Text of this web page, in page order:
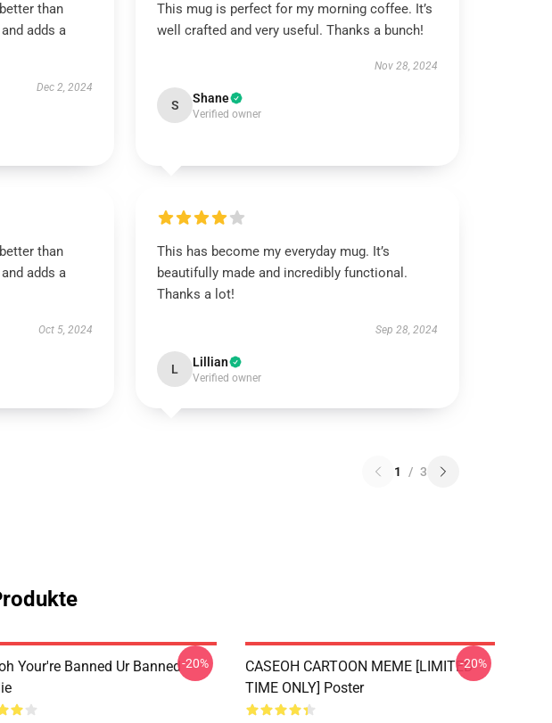
than
adds a
Dec 2, 2024
This mug is perfect for my morning coffee. It’s
well crafted and very useful. Thanks a bunch!
Nov 28, 2024
S Shane
Verified owner
than
adds a
Oct 5, 2024
This has become my everyday mug. It’s
beautifully made and incredibly functional.
Thanks a lot!
Sep 28, 2024
L Lillian
Verified owner
1 / 3
Your're Banned Ur Banned-20%
CASEOH CARTOON MEME [LIMITED
TIME ONLY] Poster
-20%